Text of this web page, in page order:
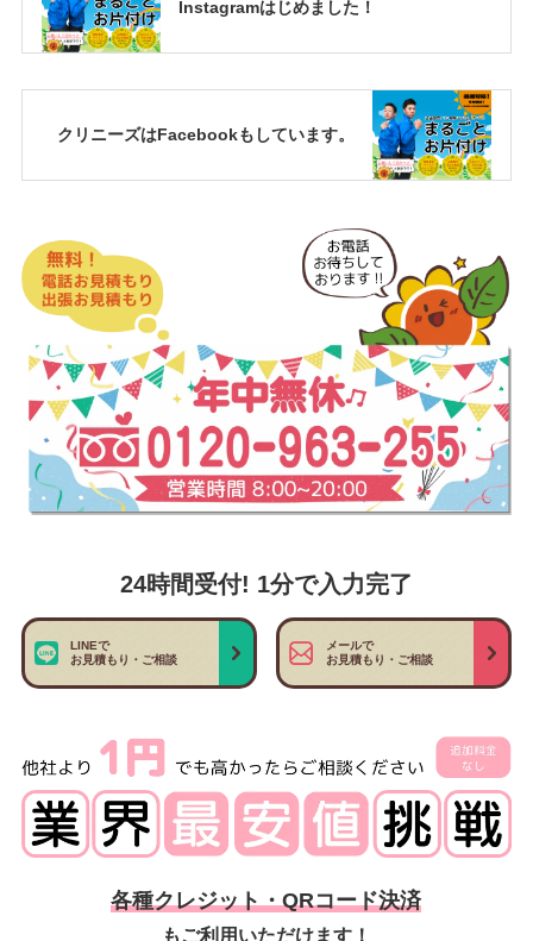
Instagramはじめました！
クリニーズはFacebookもしています。
24時間受付! 1分で入力完了
LINEで
お見積もり・ご相談
メールで
お見積もり・ご相談
各種クレジット・QRコード決済
もご利用いただけます！